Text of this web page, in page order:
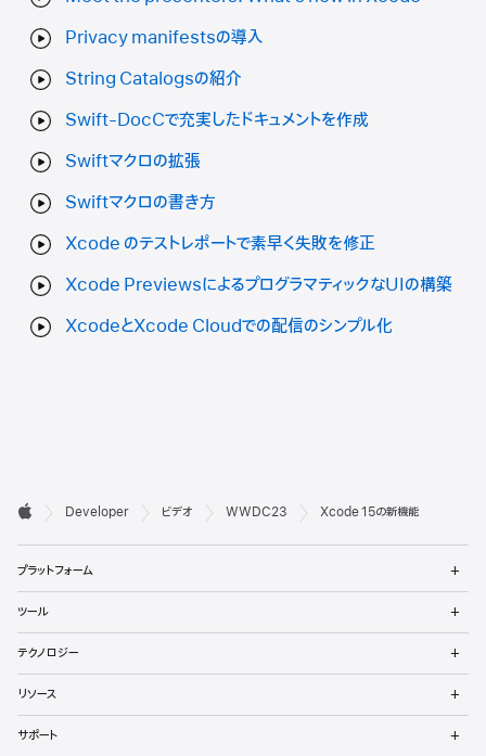
Privacy manifestsの導入
String Catalogsの紹介
Swift-DocCで充実したドキュメントを作成
Swiftマクロの拡張
Swiftマクロの書き方
Xcode のテストレポートで素早く失敗を修正
Xcode PreviewsによるプログラマティックなUIの構築
XcodeとXcode Cloudでの配信のシンプル化
デ
ベ
ロ
ッ
パ
向
け

Developer ビデオ WWDC23 Xcode 15の新機能
プラットフォーム
ュ
を
ツール
ュ
を
テクノロジー
ュ
を
リソース
ュ
サポート